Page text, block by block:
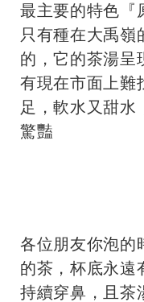
最主要的特色『
只有種在大禹嶺
的，它的茶湯呈
有現在市面上難
足，軟水又甜水
驚豔
各位朋友你泡的
的茶，杯底永遠
持續穿鼻，且茶